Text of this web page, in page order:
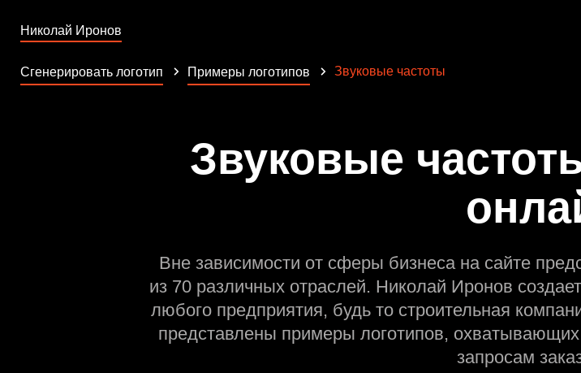
Николай Иронов
Сгенерировать логотип Примеры логотипов Звуковые частоты
Звуковые
Вне зависимости от сферы бизнеса на сайте
из 70 различных отраслей. Николай Иронов
любого предприятия, будь то строительная
представлены примеры логотипов,
запросам